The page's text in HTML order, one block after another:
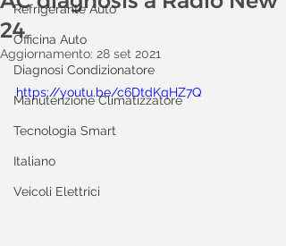
Refrigerante Auto
Officina Auto
Diagnosi Condizionatore
Manutenzione Climatizzatore
Tecnologia Smart
Italiano
Veicoli Elettrici
24
Aggiornamento: 28 set 2021
https://youtu.be/c6DtdKqHZ7Q